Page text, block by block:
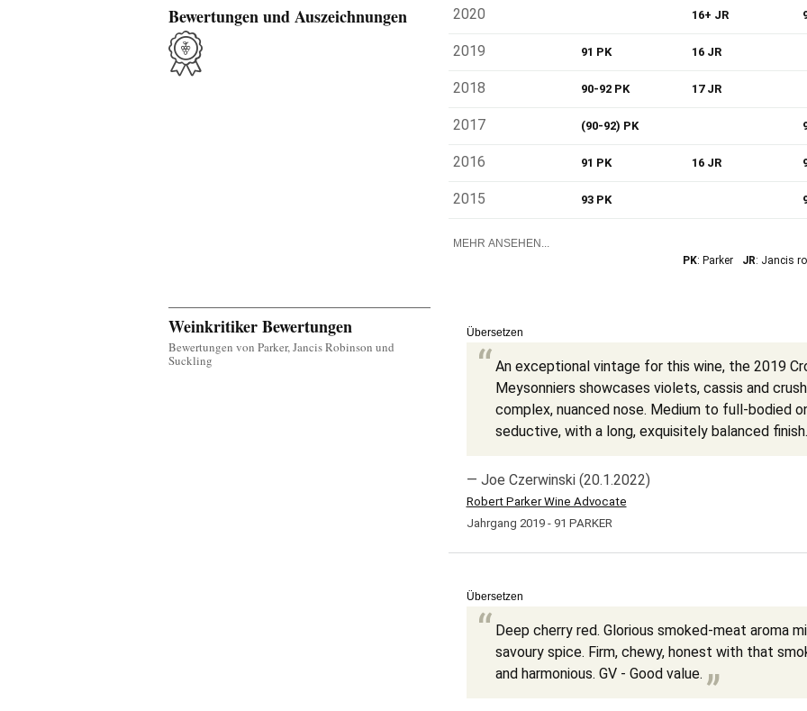
Bewertungen und Auszeichnungen 2020 16+ JR
2019 91 PK 16 JR
2018 90-92 PK 17 JR
2017 (90-92) PK
2016 91 PK 16 JR
2015 93 PK
MEHR ANSEHEN...
PK: Parker JR: Jancis
Weinkritiker Bewertungen
Bewertungen von Parker, Jancis Robinson und
Suckling
Übersetzen
An exceptional vintage for this wine, the 2019
Meysonniers showcases violets, cassis and
complex, nuanced nose. Medium to full-bodied
seductive, with a long, exquisitely balanced finish.
— Joe Czerwinski (20.1.2022)
Robert Parker Wine Advocate
Jahrgang 2019 - 91 PARKER
Übersetzen
Deep cherry red. Glorious smoked-meat aroma
savoury spice. Firm, chewy, honest with that
and harmonious. GV - Good value.